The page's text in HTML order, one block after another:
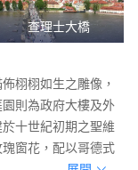
查理士大橋
栩栩如生之雕像，
則為政府大樓及外
十世紀初期之聖維
窗花，配以哥德式